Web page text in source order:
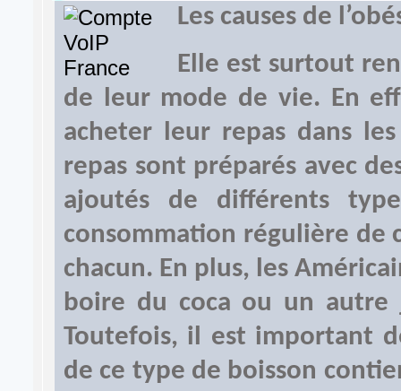
Les causes de
Elle est surtout
de leur mode de vie. En
acheter leur repas dans
repas sont préparés avec
ajoutés de différents
consommation régulière de
chacun. En plus, les
boire du coca ou un autre
Toutefois, il est important
de ce type de boisson